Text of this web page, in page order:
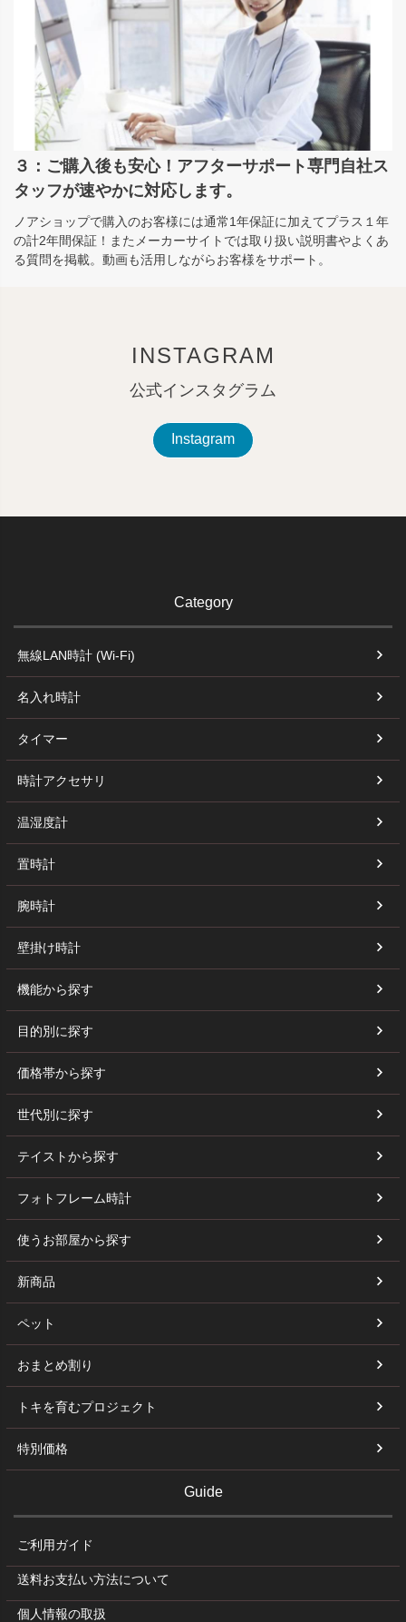
３：ご購入後も安心！アフターサポート専門自社ス
タッフが速やかに対応します。
ノアショップで購入のお客様には通常1年保証に加えてプラス１年
の計2年間保証！またメーカーサイトでは取り扱い説明書やよくあ
る質問を掲載。動画も活用しながらお客様をサポート。
INSTAGRAM
公式インスタグラム
Instagram
Category
無線LAN時計 (Wi-Fi)
名入れ時計
タイマー
時計アクセサリ
温湿度計
置時計
腕時計
壁掛け時計
機能から探す
目的別に探す
価格帯から探す
世代別に探す
テイストから探す
フォトフレーム時計
使うお部屋から探す
新商品
ペット
おまとめ割り
トキを育むプロジェクト
特別価格
Guide
ご利用ガイド
送料お支払い方法について
個人情報の取扱